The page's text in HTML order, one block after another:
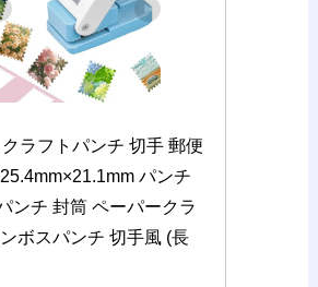
ラフトパンチ 切手 郵便
パンチ
ンチ 封筒 ペーパークラ
ボスパンチ 切手風 (長